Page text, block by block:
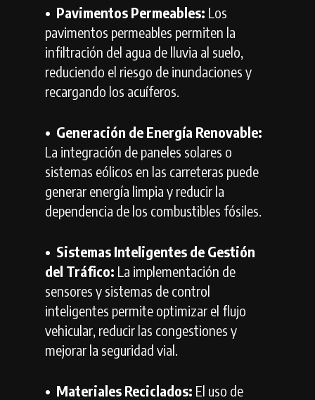
•⁠ ⁠Pavimentos Permeables: Los
pavimentos permeables permiten la
infiltración del agua de lluvia al suelo,
reduciendo el riesgo de inundaciones y
recargando los acuíferos.
•⁠ ⁠Generación de Energía Renovable:
La integración de paneles solares o
sistemas eólicos en las carreteras puede
generar energía limpia y reducir la
dependencia de los combustibles fósiles.
•⁠ ⁠Sistemas Inteligentes de Gestión
del Tráfico: La implementación de
sensores y sistemas de control
inteligentes permite optimizar el flujo
vehicular, reducir las congestiones y
mejorar la seguridad vial.
•⁠ ⁠Materiales Reciclados: El uso de